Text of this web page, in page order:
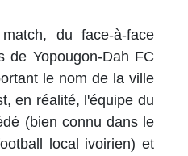
du face-à-face
de Yopougon-Dah FC
le nom de la ville
en réalité, l'équipe du
(bien connu dans le
local ivoirien) et